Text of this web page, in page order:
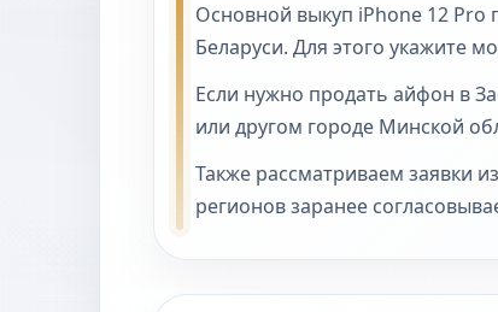
Основной выкуп iPhone 12 Pro
Беларуси. Для этого укажите
Если нужно продать айфон в
или другом городе Минской
Также рассматриваем заявки
регионов заранее